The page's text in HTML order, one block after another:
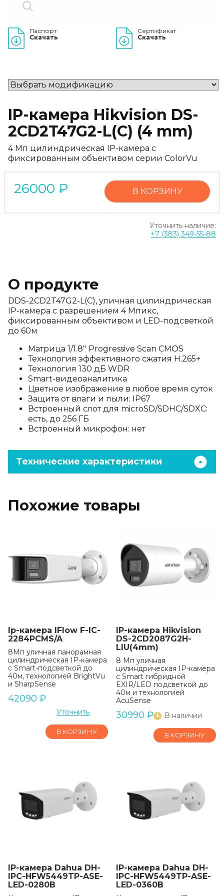
Паспорт
Скачать
Сертификат
Скачать
IP-камера Hikvision DS-
2CD2T47G2-L(C) (4 mm)
4 Мп цилиндрическая IP-камера с
фиксированным объективом серии ColorVu
26000 ₽ В КОРЗИНУ
Уточнить наличие:
+7 (383) 349-55-88
О продукте
DDS-2CD2T47G2-L(C), уличная цилиндрическая
IP-камера с разрешением 4 Мпикс,
фиксированным объективом и LED-подсветкой
до 60м
Матрица 1/1.8'' Progressive Scan CMOS
Технология эффективного сжатия H.265+
Технология 130 дБ WDR
Smart-видеоаналитика
Цветное изображение в любое время суток
Защита от влаги и пыли: IP67
Встроенный слот для microSD/SDHC/SDXC:
есть, до 256 ГБ
Встроенный микрофон: нет
Технические характеристики
Похожие товары
Ip-камера IFlow F-IC-
2284PCMS/A
8Мп уличная панорамная
цилиндрическая IP-камера
с Smart-подсветкой до
40м, технологией BrightVu
и SharpSense
42090 ₽
Уточнить
В КОРЗИНУ
IP-камера Hikvision
DS-2CD2087G2H-
LIU(4mm)
8 Мп уличная
цилиндрическая IP-камера
с Smart гибридной
EXIR/LED подсветкой до
40м и технологией
AcuSense
30990 ₽ В наличии
В КОРЗИНУ
IP-камера Dahua DH-
IPC-HFW5449TP-ASE-
LED-0280B
IP-камера Dahua DH-
IPC-HFW5449TP-ASE-
LED-0360B